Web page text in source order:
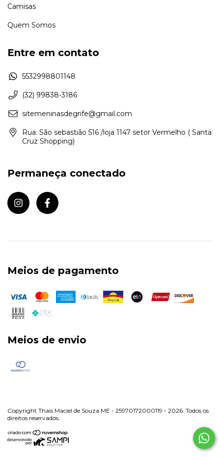
Camisas
Quem Somos
Entre em contato
5532998801148
(32) 99838-3186
sitemeninasdegrife@gmail.com
Rua: São sebastião 516 /loja 1147 setor Vermelho ( Santa
Cruz Shopping)
Permaneça conectado
Meios de pagamento
Meios de envio
Copyright Thais Maciel de Souza ME - 25970172000119 - 2026. Todos os
direitos reservados.